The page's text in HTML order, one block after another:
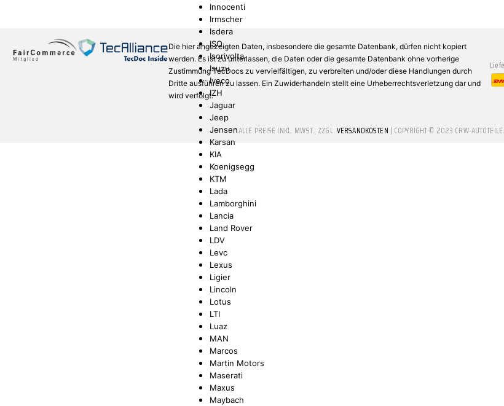
Innocenti
Irmscher
Isdera
ISO
Isorivolta
Isuzu
Iveco
IZH
Jaguar
Jeep
Jensen
Karsan
KIA
Koenigsegg
KTM
Lada
Lamborghini
Lancia
Land Rover
LDV
Levc
Lexus
Ligier
Lincoln
Lotus
LTI
Luaz
MAN
Marcos
Martin Motors
Maserati
Maxus
Maybach
Die hier angezeigten Daten, insbesondere die gesamte Datenbank, dürfen nicht kopiert
werden. Es ist zu unterlassen, die Daten oder die gesamte Datenbank ohne vorherige
Zustimmung TecDocs zu vervielfältigen, zu verbreiten und/oder diese Handlungen durch
Dritte ausführen zu lassen. Ein Zuwiderhandeln stellt eine Urheberrechtsverletzung dar und
wird verfolgt.
* ALLE PREISE INKL. MWST., ZZGL.VERSANDKOSTEN | COPYRIGHT © 2023 CRW-